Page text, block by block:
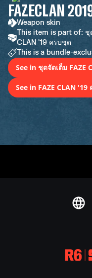
FAZECLAN
Weapon skin
This item is part of: ชุ
CLAN '19 ครบชุด
This is a bundle-
See in ชุดจัดเต็ม FAZE
See in FAZE CLAN '19